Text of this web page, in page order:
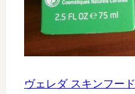
ヴェレダ スキンフード